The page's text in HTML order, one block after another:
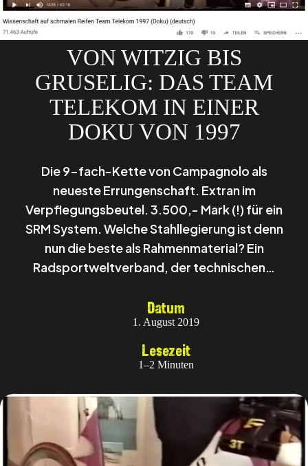
VON WITZIG BIS
GRUSELIG: DAS TEAM
TELEKOM IN EINER
DOKU VON 1997
Die 9-fach-Kette von Campagnolo als
neueste Errungenschaft. Extran im
Verpflegungsbeutel. 3.500,- Mark (!) für ein
SRM System. Welche Stahllegierung ist denn
nun die beste als Rahmenmaterial? Ein
Radsportweltverband, der technischen…
Datum
1. August 2019
Lesezeit
1–2 Minuten